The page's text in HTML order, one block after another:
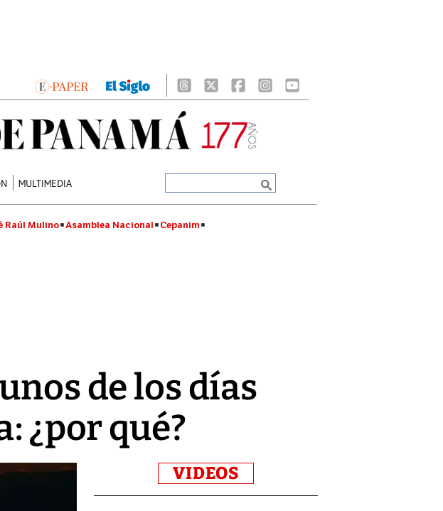
MULTIMEDIA
Raúl Mulino Asamblea Nacional Cepanim
de los días
¿por qué?
VIDEOS